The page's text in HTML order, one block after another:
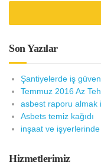
Son Yazılar
Şantiyelerde iş
Temmuz 2016 Az
asbest raporu almak
Asbets temiz kağıdı
inşaat ve
Hizmetlerimiz